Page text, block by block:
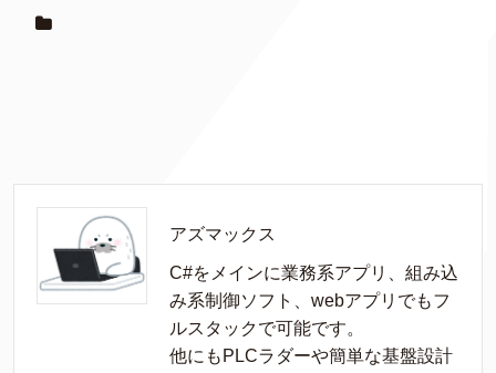
アズマックス
C#をメインに業務系アプリ、組み込
み系制御ソフト、webアプリでもフ
ルスタックで可能です。
他にもPLCラダーや簡単な基盤設計